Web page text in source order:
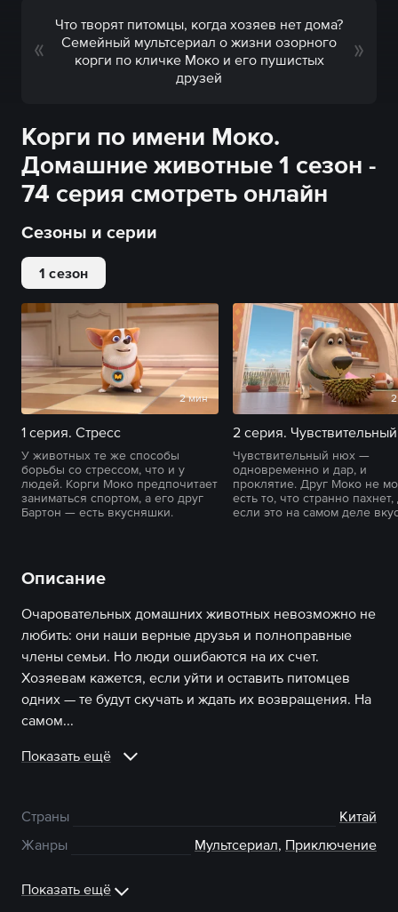
Что творят питомцы, когда хозяев нет дома?
Семейный мультсериал о жизни озорного
корги по кличке Моко и его пушистых
друзей
Корги по имени Моко.
Домашние животные 1 сезон -
74 серия смотреть онлайн
Сезоны и серии
1 сезон
2 мин
1 серия. Стресс
У животных те же способы
борьбы со стрессом, что и у
людей. Корги Моко предпочитает
заниматься спортом, а его друг
Бартон — есть вкусняшки.
2 серия.
Чувствительный нюх —
одновременно и дар, и
проклятие. Друг Моко не
есть то, что странно
если это на самом деле
Описание
Очаровательных домашних животных невозможно не
любить: они наши верные друзья и полноправные
члены семьи. Но люди ошибаются на их счет.
Хозяевам кажется, если уйти и оставить питомцев
одних — те будут скучать и ждать их возвращения. На
самом...
Показать ещё
Страны
Китай
Жанры
Мультсериал, Приключение
Показать ещё